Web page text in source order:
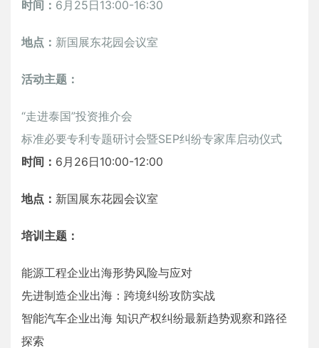
时间： 6月25日13:00-16:30
地点： 新国展东花园会议室
活动主题：
“走进泰国”投资推介会
标准必要专利专题研讨会暨SEP纠纷专家库启动仪式
时间： 6月26日10:00-12:00
地点： 新国展东花园会议室
培训主题：
能源工程企业出海形势风险与应对
先进制造企业出海：跨境纠纷攻防实战
智能汽车企业出海 知识产权纠纷最新趋势观察和路径
探索